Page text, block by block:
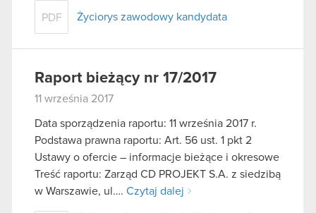
PDF Życiorys zawodowy kandydata
Raport bieżący nr 17/2017
11 września 2017
Data sporządzenia raportu: 11 września 2017 r.
Podstawa prawna raportu: Art. 56 ust. 1 pkt 2
Ustawy o ofercie – informacje bieżące i okresowe
Treść raportu: Zarząd CD PROJEKT S.A. z siedzibą
w Warszawie, ul…. Czytaj dalej